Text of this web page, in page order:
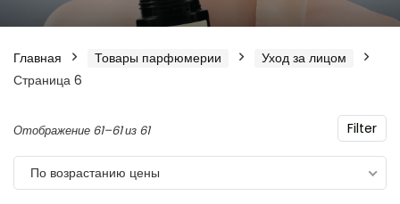
Главная Товары парфюмерии
Уход за лицом
Страница 6
Filter
Отображение 61–61 из 61Цены:
по
возрастанию
По возрастанию цены